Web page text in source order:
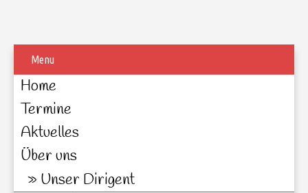
Menu
Home
Termine
Aktuelles
Über uns
Unser Dirigent